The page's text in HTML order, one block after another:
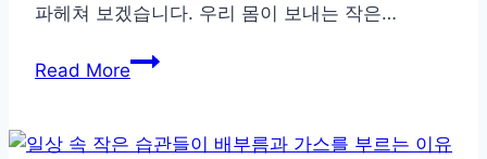
시
파헤쳐 보겠습니다. 우리 몸이 보내는 작은…
Read More아
다